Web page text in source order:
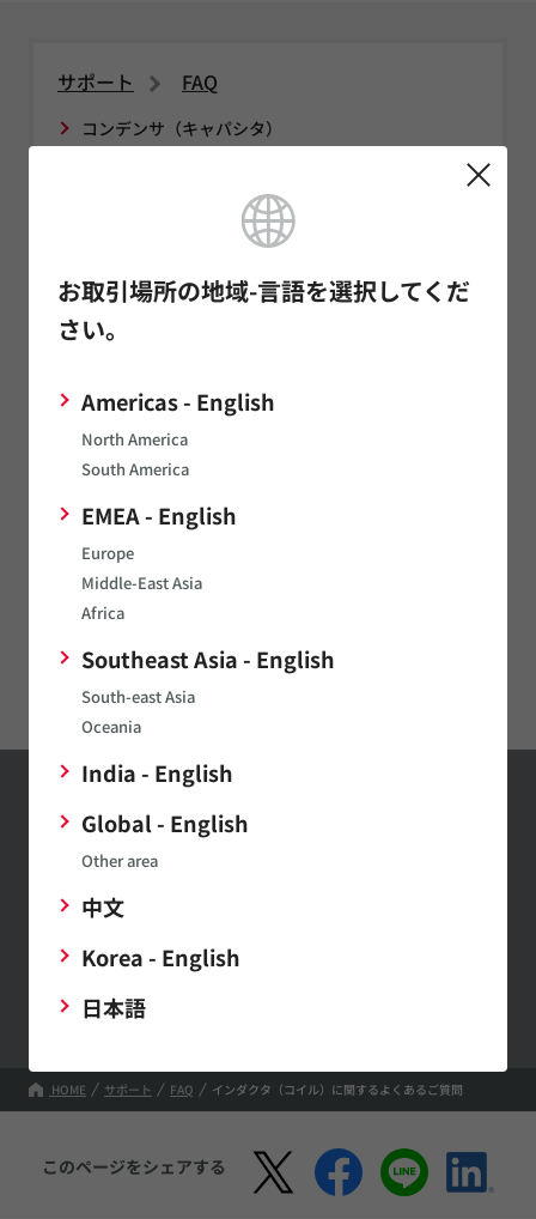
お取引場所の地域-言語を選択してくだ
さい。
Americas - English
North America
South America
EMEA - English
Europe
Middle-East Asia
Africa
Southeast Asia - English
South-east Asia
Oceania
India - English
Global - English
Other area
中文
Korea - English
日本語
サポート FAQ
コンデンサ（キャパシタ）
ノイズ対策部品/EMI除去フィルタ/TVSダイオード
センサ
発音部品
電源関連製品
通信モジュール
LPWA
イオナイザモジュール/オゾナイザモジュール
Digital Panel Meters
お問い合わせ
お問い合わせはこちら
村田製作所ウェブサイトへのご意見・ご要望
HOME サポート FAQ インダクタ（コイル）に関するよくあるご質問
このページをシェアする